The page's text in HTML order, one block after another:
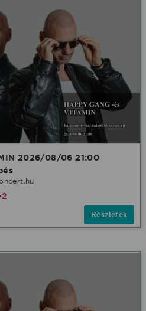
2026/08/06 21:00
Részletek